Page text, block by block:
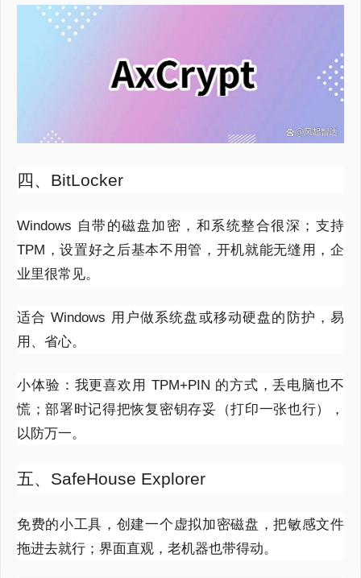
四、BitLocker
Windows 自带的磁盘加密，和系统整合很深；支持
TPM，设置好之后基本不用管，开机就能无缝用，企
业里很常见。
适合 Windows 用户做系统盘或移动硬盘的防护，易
用、省心。
小体验：我更喜欢用 TPM+PIN 的方式，丢电脑也不
慌；部署时记得把恢复密钥存妥（打印一张也行），
以防万一。
五、SafeHouse Explorer
免费的小工具，创建一个虚拟加密磁盘，把敏感文件
拖进去就行；界面直观，老机器也带得动。